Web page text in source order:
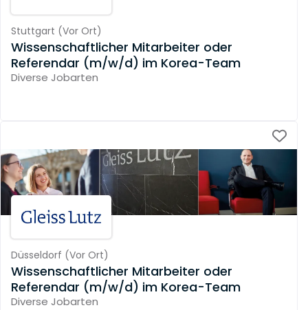
Stuttgart (Vor Ort)
Wissenschaftlicher Mitarbeiter oder
Referendar (m/w/d) im Korea-Team
Diverse Jobarten
Düsseldorf (Vor Ort)
Wissenschaftlicher Mitarbeiter oder
Referendar (m/w/d) im Korea-Team
Diverse Jobarten